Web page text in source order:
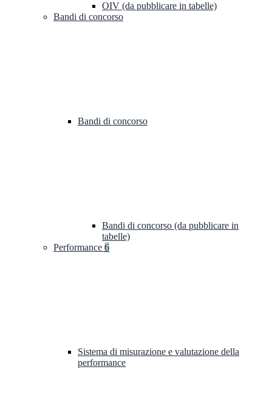
OIV (da pubblicare in tabelle)
Bandi di concorso
Bandi di concorso
Bandi di concorso (da pubblicare in
tabelle)
Performance 6
Sistema di misurazione e valutazione della
performance